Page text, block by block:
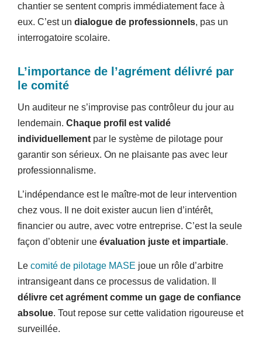
chantier se sentent compris immédiatement face à
eux. C’est undialogue de professionnels, pas un
interrogatoire scolaire.
L’importance de l’agrément délivré par
le comité
Un auditeur ne s’improvise pas contrôleur du jour au
lendemain.Chaque profil est validé
individuellement par le système de pilotage pour
garantir son sérieux. On ne plaisante pas avec leur
professionnalisme.
L’indépendance est le maître-mot de leur intervention
chez vous. Il ne doit exister aucun lien d’intérêt,
financier ou autre, avec votre entreprise. C’est la seule
façon d’obtenir uneévaluation juste et impartiale.
Lecomité de pilotage MASE joue un rôle d’arbitre
intransigeant dans ce processus de validation. Il
délivre cet agrément comme un gage de confiance
absolue. Tout repose sur cette validation rigoureuse et
surveillée.